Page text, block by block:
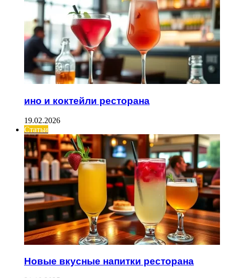
ино и коктейли ресторана
19.02.2026
Статьи
Новые вкусные напитки ресторана